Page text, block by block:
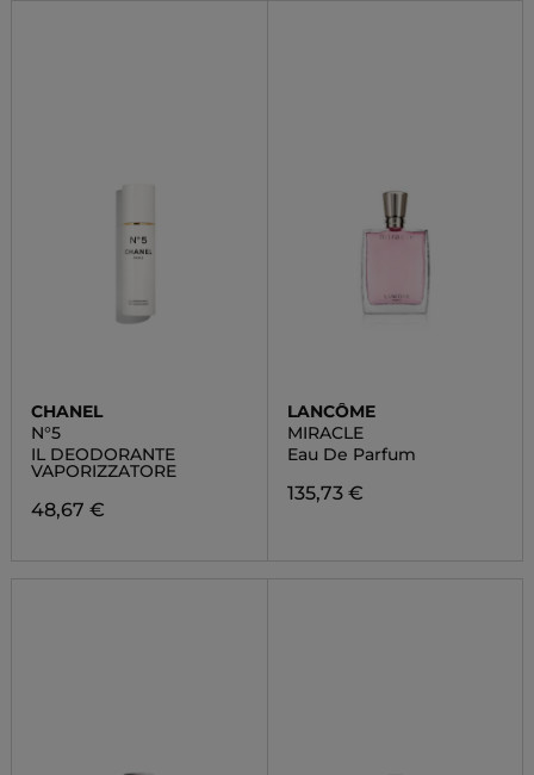
CHANEL
N°5
IL DEODORANTE
VAPORIZZATORE
48,67 €
LANCÔME
MIRACLE
Eau De Parfum
135,73 €